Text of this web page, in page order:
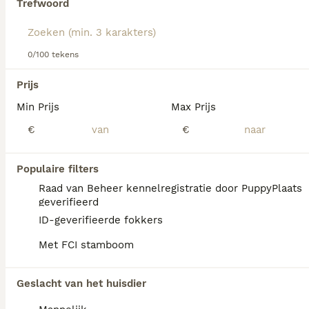
Trefwoord
0/100 tekens
Prijs
Min Prijs
€
Max Prijs
€
Populaire filters
Raad van Beheer kennelregistratie door PuppyPlaats
geverifieerd
ID-geverifieerde fokkers
Met FCI stamboom
Geslacht van het huisdier
Lees onzeDuitse Staande Hond Korthaar
We hebben 0 Duitse Staande Hond Korthaar
Als je toekomstige resultaten wil zien voor deze
exacte zoekopdracht, sla dan je zoekopdracht op en
vind jouw perfecte hond:
Zoekopdracht bewaren
FAQ's
Hoeveel kost een Duitse
Staande Hond Korthaar?
De gemiddelde prijs voor een Duitse